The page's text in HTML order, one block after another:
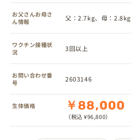
お父さんお母さ
ん情報
父：2.7kg、母：2.8kg
ワクチン接種状
況
3回以上
お問い合わせ番
号
2603146
生体価格 ￥88,000
（税込 ¥96,800）